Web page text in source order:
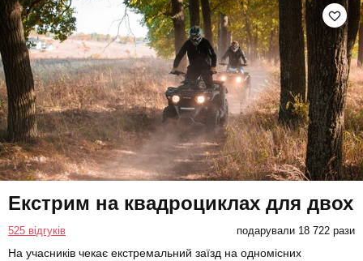
Екстрим на квадроциклах для двох
525 відгуків подарували 18 722 рази
На учасників чекає екстремальний заїзд на одномісних